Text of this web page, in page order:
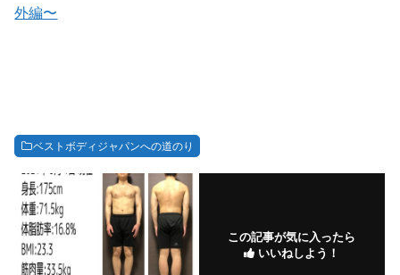
外編〜
ベストボディジャパンへの道のり
この記事が気に入ったら
いいねしよう！